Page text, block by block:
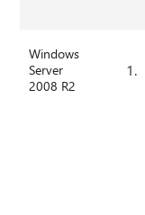
Windows
Server
2008 R2